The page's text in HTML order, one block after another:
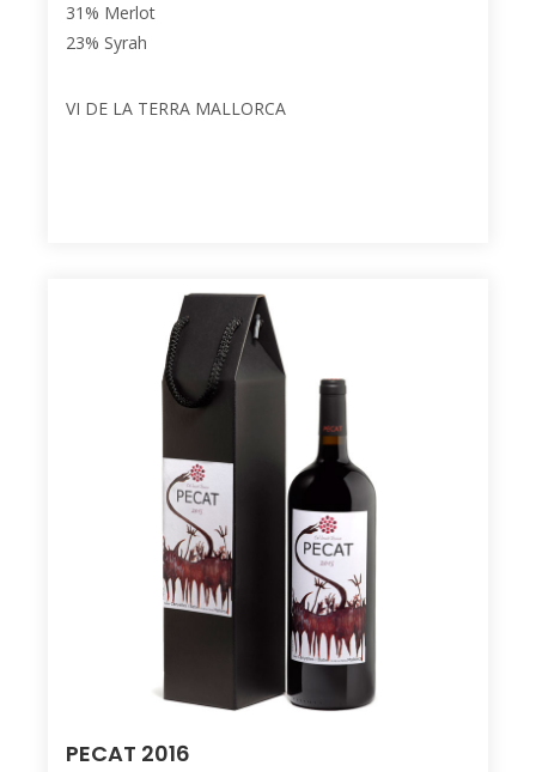
31% Merlot
23% Syrah
VI DE LA TERRA MALLORCA
PECAT 2016